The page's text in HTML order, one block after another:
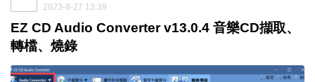
2023-8-27 13:39
EZ CD Audio Converter v13.0.4 音樂CD擷取、
轉檔、燒錄